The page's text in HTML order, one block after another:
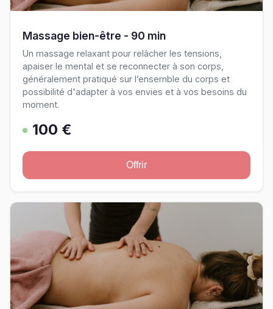
Massage bien-être - 90 min
Un massage relaxant pour relâcher les tensions,
apaiser le mental et se reconnecter à son corps,
généralement pratiqué sur l’ensemble du corps et
possibilité d'adapter à vos envies et à vos besoins du
moment.
100 €
Offrir